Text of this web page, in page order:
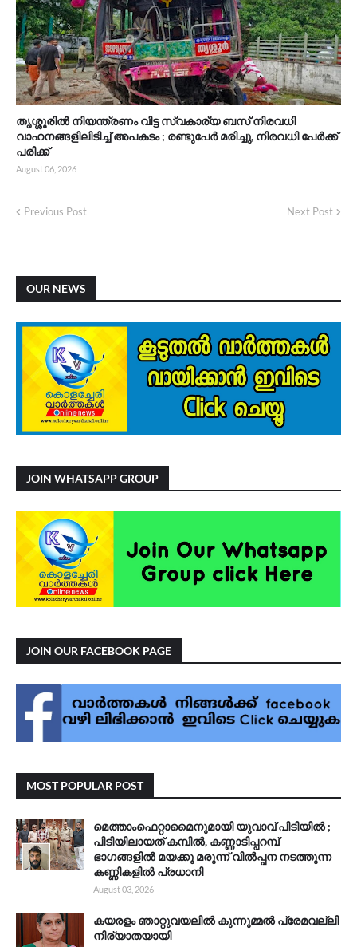
തൃശ്ശൂരിൽ നിയന്ത്രണം വിട്ട സ്വകാര്യ ബസ് നിരവധി
വാഹനങ്ങളിലിടിച്ച് അപകടം ; രണ്ടുപേർ മരിച്ചു, നിരവധി പേർക്ക്
പരിക്ക്
August 06, 2026
Previous Post Next Post
OUR NEWS
JOIN WHATSAPP GROUP
JOIN OUR FACEBOOK PAGE
MOST POPULAR POST
മെത്താംഫെറ്റാമൈനുമായി യുവാവ് പിടിയിൽ ;
പിടിയിലായത് കമ്പിൽ, കണ്ണാടിപ്പറമ്പ്
ഭാഗങ്ങളിൽ മയക്കു മരുന്ന് വിൽപ്പന നടത്തുന്ന
കണ്ണികളിൽ പ്രധാനി
August 03, 2026
കയരളം ഞാറ്റുവയലിൽ കുന്നുമ്മൽ പ്രേമവല്ലി
നിര്യാതയായി